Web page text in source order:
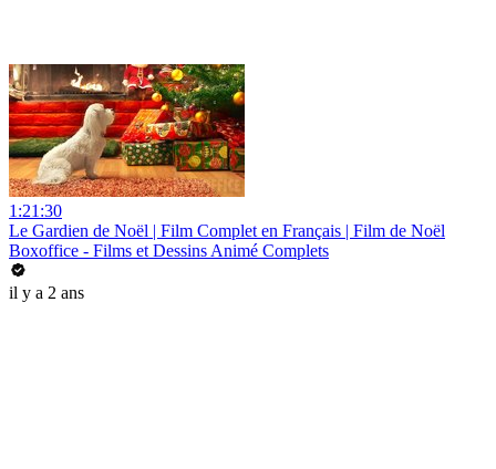
1:21:30
Le Gardien de Noël | Film Complet en Français | Film de Noël
Boxoffice - Films et Dessins Animé Complets
il y a 2 ans